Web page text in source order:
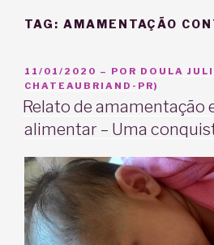
TAG: AMAMENTAÇÃO
PUBLICADO
EM
11/01/2020 – POR DOULA
CHATEAUBRIAND-PR)
Relato de amamentação
alimentar – Uma